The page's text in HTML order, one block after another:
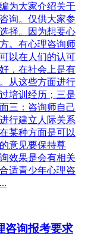
为大家介绍关于
询。仅供大家参
择。因为想要心
。有心理咨询师
以在人们的认可
，在社会上是有
从这些方面进行
培训经历；三是
：咨询师自己
行建立人际关系
某种方面是可以
意见要保持尊
效果是会有相关
适青少年心理咨
咨询报考要求